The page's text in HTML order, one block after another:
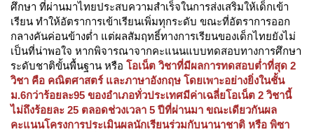
ศึกษา ที่ผ่านมาไทยประสบความสำเร็จในการส่งเสริมให้เด็กเข้า
เรียน ทำให้อัตราการเข้าเรียนเพิ่มทุกระดับ ขณะที่อัตราการออก
กลางคันค่อนข้างต่ำ แต่ผลสัมฤทธิ์ทางการเรียนของเด็กไทยยังไม่
เป็นที่น่าพอใจ หากพิจารณาจากคะแนนแบบทดสอบทางการศึกษา
ระดับชาติขั้นพื้นฐาน หรือ โอเน็ต วิชาที่มีผลการทดสอบต่ำที่สุด 2
วิชา คือ คณิตศาสตร์ และภาษาอังกฤษ โดยเพาะอย่างยิ่งในชั้น
ม.6กว่าร้อยละ95 ของอำเภอทั่วประเทศมีค่าเฉลี่ยโอเน็ต 2 วิชานี้
ไม่ถึงร้อยละ 25 ตลอดช่วงเวลา 5 ปีที่ผ่านมา ขณะเดียวกันผล
คะแนนโครงการประเมินผลนักเรียนร่วมกับนานาชาติ หรือ พิซา